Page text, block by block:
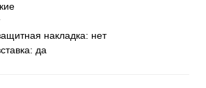
накладка: нет
да